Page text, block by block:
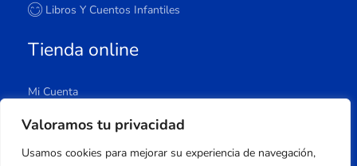
Valoramos tu privacidad
Usamos cookies para mejorar su experiencia de navegación,
Libros Y Cuentos Infantiles
Tienda online
Mi Cuenta
Carrito